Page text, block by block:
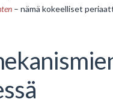
– nämä kokeelliset